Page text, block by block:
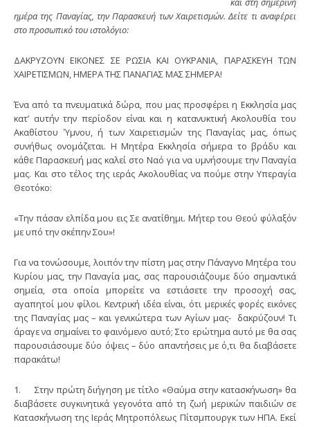
ημέρα της Παναγίας, την Παρασκευή των Χαιρετισμών. Δείτε τι αναφέρει
στο προσωπικό του ιστολόγιο:
ΔΑΚΡΥΖΟΥΝ ΕΙΚΟΝΕΣ ΣΕ ΡΩΣΙΑ ΚΑΙ ΟΥΚΡΑΝΙΑ, ΠΑΡΑΣΚΕΥΗ ΤΩΝ
ΧΑΙΡΕΤΙΣΜΩΝ, ΗΜΕΡΑ ΤΗΣ ΠΑΝΑΓΙΑΣ ΜΑΣ ΣΗΜΕΡΑ!
Ένα από τα πνευματικά δώρα, που μας προσφέρει η Εκκλησία μας
κατ’ αυτήν την περίοδον είναι και η κατανυκτική Ακολουθία του
Ακαθίστου Ύμνου, ή των Χαιρετισμών της Παναγίας μας, όπως
συνήθως ονομάζεται. Η Μητέρα Εκκλησία σήμερα το βράδυ και
κάθε Παρασκευή μας καλεί στο Ναό για να υμνήσουμε την Παναγία
μας. Και στο τέλος της ιεράς Ακολουθίας να πούμε στην Υπεραγία
Θεοτόκο:
«Την πάσαν ελπίδα μου εις Σε ανατίθημι. Μήτερ του Θεού φύλαξόν
με υπό την σκέπην Σου»!
Για να τονώσουμε, λοιπόν την πίστη μας στην Πάναγνο Μητέρα του
Κυρίου μας, την Παναγία μας, σας παρουσιάζουμε δύο σημαντικά
σημεία, στα οποία μπορείτε να εστιάσετε την προσοχή σας,
αγαπητοί μου φίλοι. Κεντρική ιδέα είναι, ότι μερικές φορές εικόνες
της Παναγίας μας – και γενικώτερα των Αγίων μας- δακρύζουν! Τι
άραγε να σημαίνει το φαινόμενο αυτό; Στο ερώτημα αυτό με θα σας
παρουσιάσουμε δύο όψεις – δύο απαντήσεις με ό,τι θα διαβάσετε
παρακάτω!
1. Στην πρώτη διήγηση με τίτλο «Θαύμα στην κατασκήνωση» θα
διαβάσετε συγκινητικά γεγονότα από τη ζωή μερικών παιδιών σε
Κατασκήνωση της Ιεράς Μητροπόλεως Πίτσμπουργκ των ΗΠΑ. Εκεί